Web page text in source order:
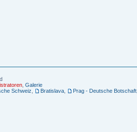
Galerie
Schweiz Bratislava Prag - Deutsche Botschaft